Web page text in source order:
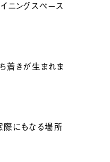
ニングスペース
着きが生まれま
際にもなる場所